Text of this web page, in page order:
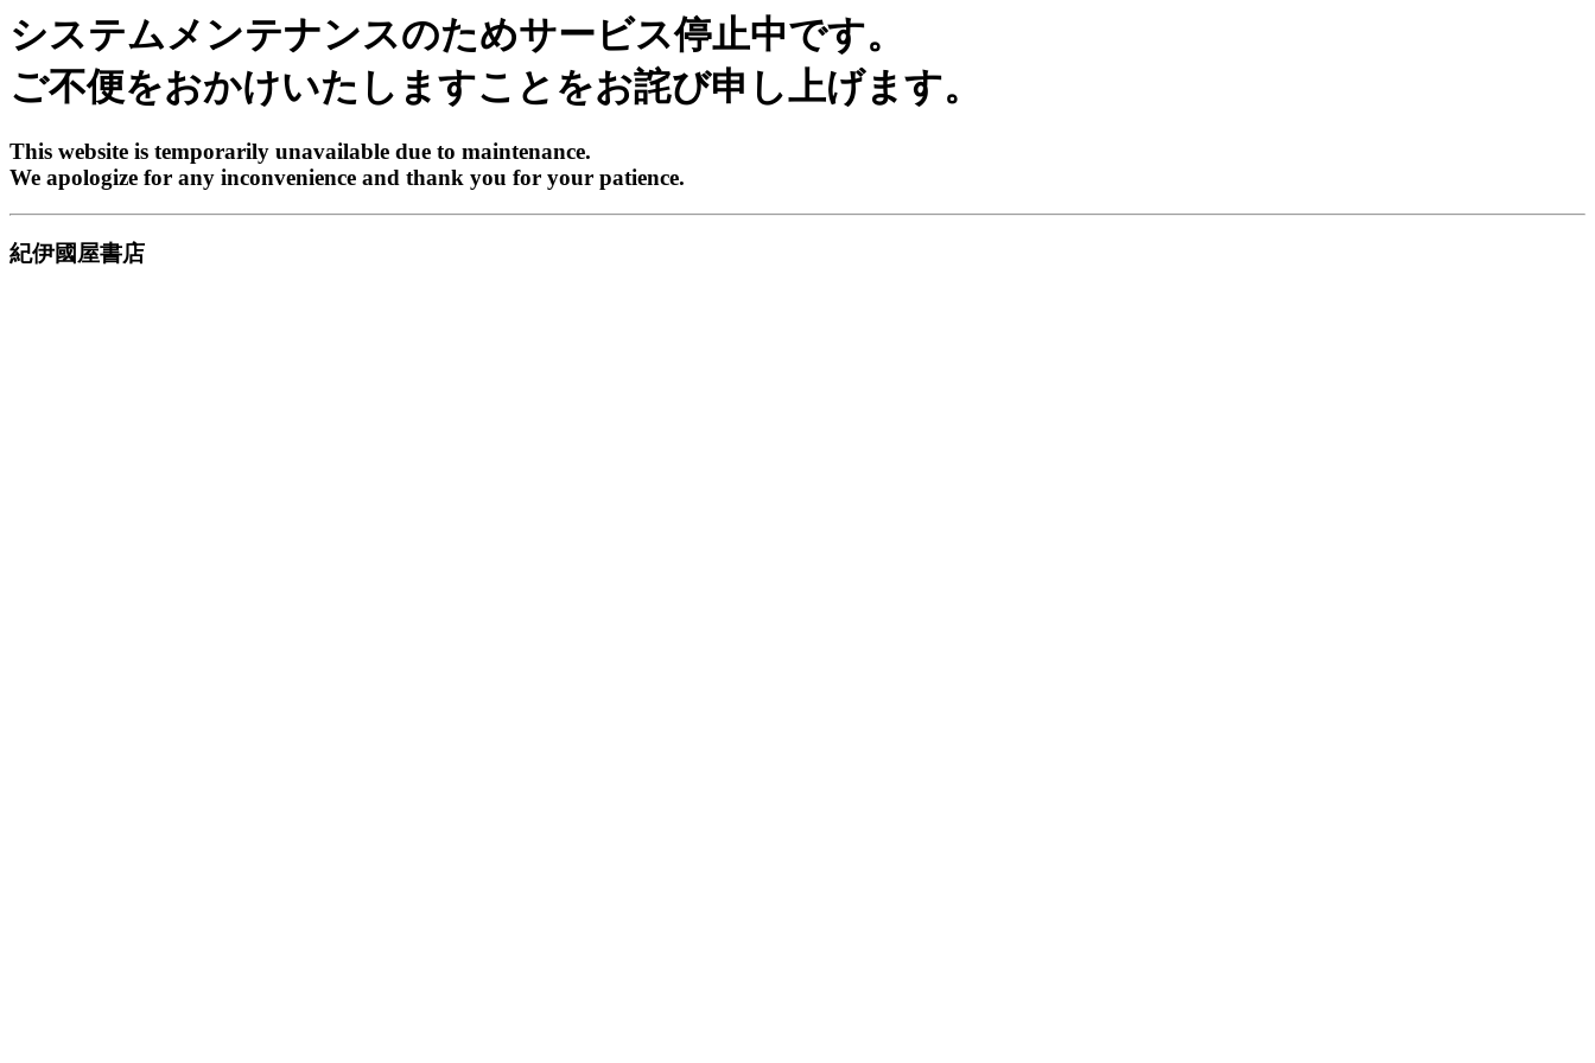
システムメンテナンスのためサービス停止中です。
ご不便をおかけいたしますことをお詫び申し上げます。
This website is temporarily unavailable due to maintenance.
We apologize for any inconvenience and thank you for your patience.
紀伊國屋書店